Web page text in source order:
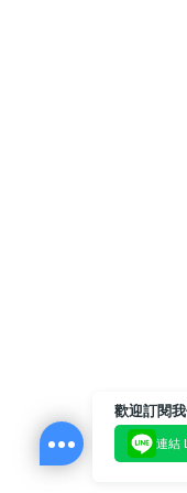
連結